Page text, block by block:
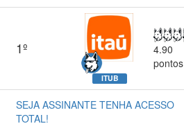
1º
ITUB
4.90
pontos
SEJA ASSINANTE TENHA ACESSO
TOTAL!